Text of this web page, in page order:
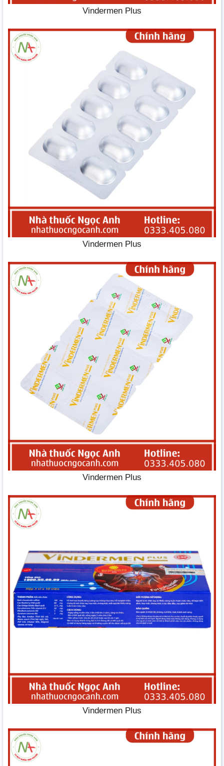
Vindermen Plus
Vindermen Plus
Vindermen Plus
Vindermen Plus